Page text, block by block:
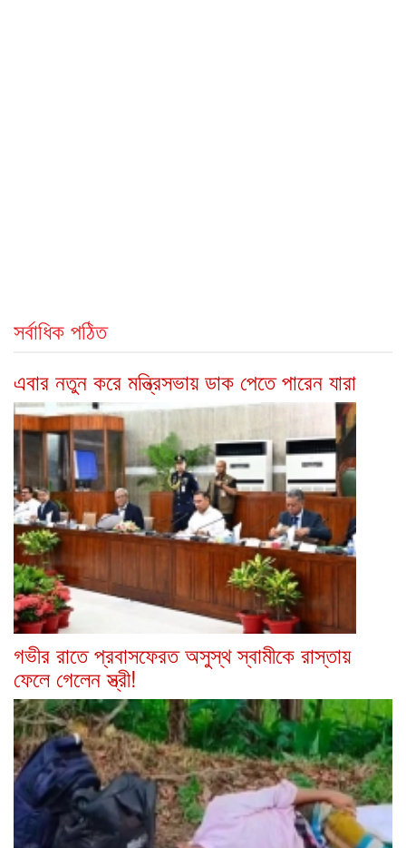
সর্বাধিক পঠিত
এবার নতুন করে মন্ত্রিসভায় ডাক পেতে পারেন যারা
গভীর রাতে প্রবাসফেরত অসুস্থ স্বামীকে রাস্তায়
ফেলে গেলেন স্ত্রী!